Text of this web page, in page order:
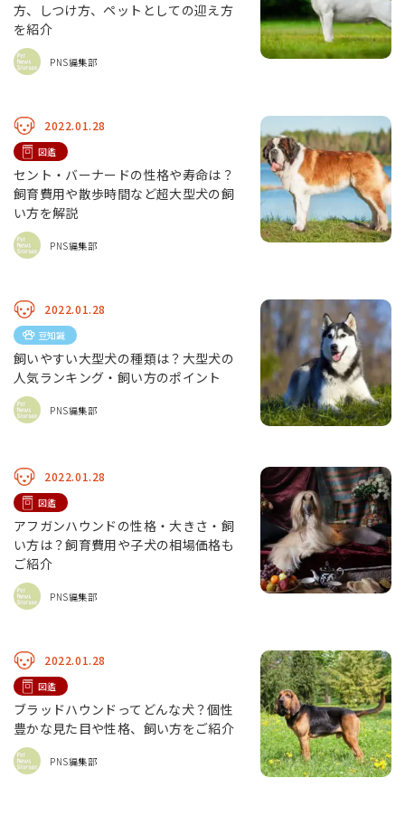
方、しつけ方、ペットとしての迎え方
を紹介
PNS編集部
2022.01.28
図鑑
セント・バーナードの性格や寿命は？
飼育費用や散歩時間など超大型犬の飼
い方を解説
PNS編集部
2022.01.28
豆知識
飼いやすい大型犬の種類は？大型犬の
人気ランキング・飼い方のポイント
PNS編集部
2022.01.28
図鑑
アフガンハウンドの性格・大きさ・飼
い方は？飼育費用や子犬の相場価格も
ご紹介
PNS編集部
2022.01.28
図鑑
ブラッドハウンドってどんな犬？個性
豊かな見た目や性格、飼い方をご紹介
PNS編集部